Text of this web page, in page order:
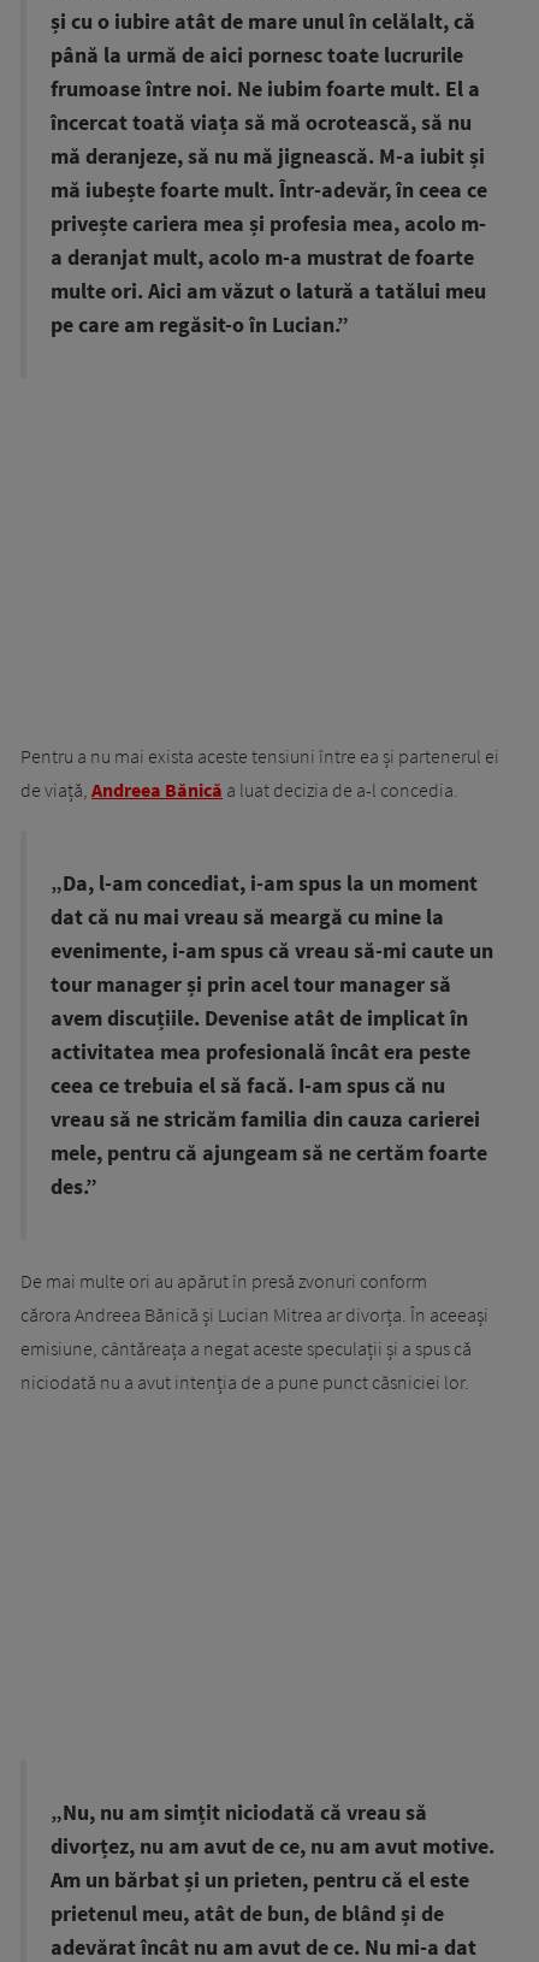
și cu o iubire atât de mare unul în celălalt, că
până la urmă de aici pornesc toate lucrurile
frumoase între noi. Ne iubim foarte mult. El a
încercat toată viața să mă ocrotească, să nu
mă deranjeze, să nu mă jignească. M-a iubit și
mă iubește foarte mult. Într-adevăr, în ceea ce
privește cariera mea și profesia mea, acolo m-
a deranjat mult, acolo m-a mustrat de foarte
multe ori. Aici am văzut o latură a tatălui meu
pe care am regăsit-o în Lucian.”
Pentru a nu mai exista aceste tensiuni între ea și partenerul ei
de viață, Andreea Bănică a luat decizia de a-l concedia.
„Da, l-am concediat, i-am spus la un moment
dat că nu mai vreau să meargă cu mine la
evenimente, i-am spus că vreau să-mi caute un
tour manager și prin acel tour manager să
avem discuțiile. Devenise atât de implicat în
activitatea mea profesională încât era peste
ceea ce trebuia el să facă. I-am spus că nu
vreau să ne stricăm familia din cauza carierei
mele, pentru că ajungeam să ne certăm foarte
des.”
De mai multe ori au apărut în presă zvonuri conform
cărora Andreea Bănică și Lucian Mitrea ar divorța. În aceeași
emisiune, cântăreața a negat aceste speculații și a spus că
niciodată nu a avut intenția de a pune punct căsniciei lor.
„Nu, nu am simțit niciodată că vreau să
divorțez, nu am avut de ce, nu am avut motive.
Am un bărbat și un prieten, pentru că el este
prietenul meu, atât de bun, de blând și de
adevărat încât nu am avut de ce. Nu mi-a dat